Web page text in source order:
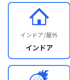
インドア/屋外
インドア